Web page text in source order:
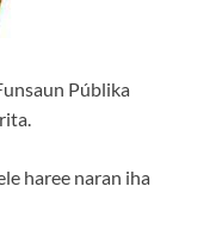
Públika
haree naran iha